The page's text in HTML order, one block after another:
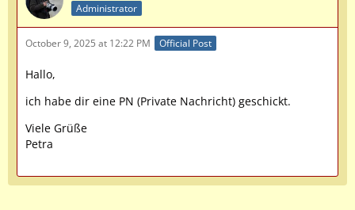
Administrator
October 9, 2025 at 12:22 PM Official Post
Hallo,
ich habe dir eine PN (Private Nachricht) geschickt.
Viele Grüße
Petra